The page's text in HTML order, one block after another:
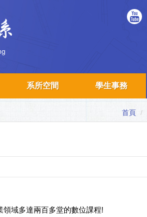
系所空間 學生事務
首頁
域多達兩百多堂的數位課程!